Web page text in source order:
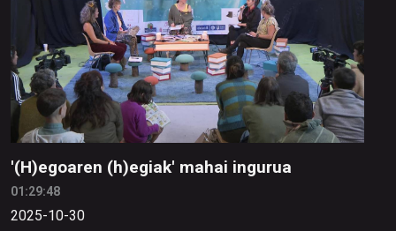
'(H)egoaren (h)egiak' mahai ingurua
01:29:48
2025-10-30